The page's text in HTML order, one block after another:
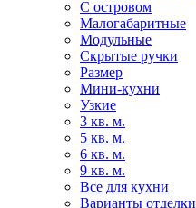
С островом
Малогабаритные
Модульные
Скрытые ручки
Размер
Мини-кухни
Узкие
3 кв. м.
5 кв. м.
6 кв. м.
9 кв. м.
Все для кухни
Варианты отделки